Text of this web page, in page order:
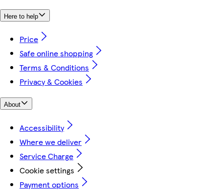
Here to help
Price
Safe online shopping
Terms & Conditions
Privacy & Cookies
About
Accessibility
Where we deliver
Service Charge
Cookie settings
Payment options